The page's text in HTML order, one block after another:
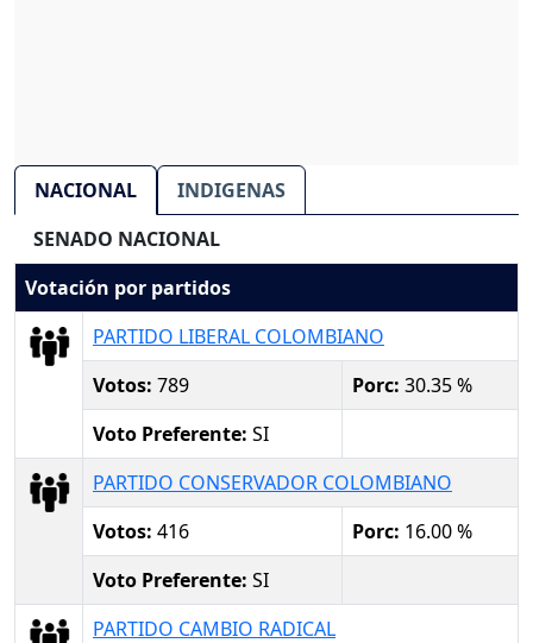
NACIONAL
INDIGENAS
SENADO NACIONAL
Votación por partidos
PARTIDO LIBERAL COLOMBIANO
Votos: 789 Porc: 30.35 %
Voto Preferente: SI
PARTIDO CONSERVADOR COLOMBIANO
Votos: 416 Porc: 16.00 %
Voto Preferente: SI
PARTIDO CAMBIO RADICAL